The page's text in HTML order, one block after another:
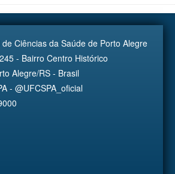
Ciências da Saúde de Porto Alegre
- Bairro Centro Histórico
Alegre/RS - Brasil
- @UFCSPA_oficial